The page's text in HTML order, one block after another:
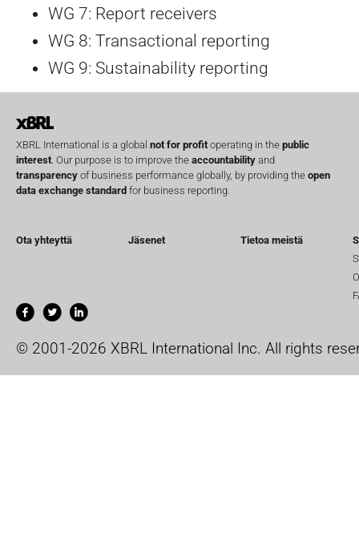
WG 7: Report receivers
WG 8: Transactional reporting
WG 9: Sustainability reporting
XBRL International is a global not for profit operating in the public
interest . Our purpose is to improve the accountability and
transparency of business performance globally, by providing the open
data exchange standard for business reporting.
Ota yhteyttä Jäsenet Tietoa meistä
© 2001-2026 XBRL International Inc. All rights